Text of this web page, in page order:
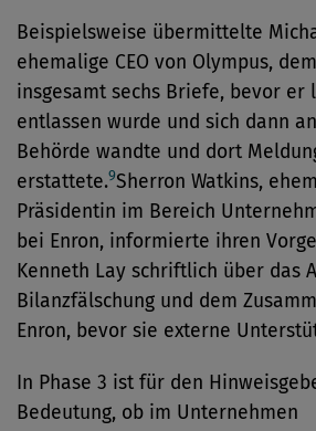
Beispielsweise übermittelte
ehemalige CEO von Olympus,
insgesamt sechs Briefe, bevor er
entlassen wurde und sich dann
Behörde wandte und dort
erstattete.9Sherron Watkins,
Präsidentin im Bereich
bei Enron, informierte ihren
Kenneth Lay schriftlich über das
Bilanzfälschung und dem
Enron, bevor sie externe
In Phase 3 ist für den
Bedeutung, ob im Unternehmen